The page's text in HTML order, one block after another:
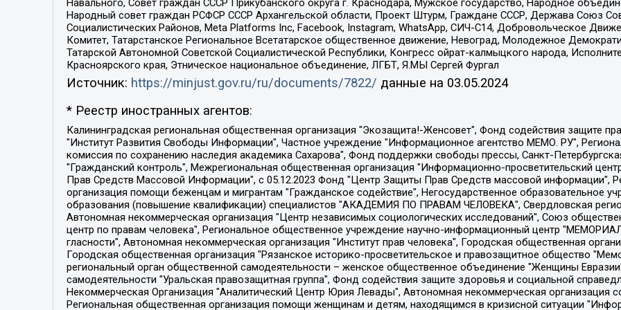
Навального, Совет граждан СССР Прикубанского округа г. Краснодара, Мужское государство, Народное
Народный совет граждан РСФСР СССР Архангельской области, Проект Штурм, Граждане СССР, Держава Союз
Социалистических Районов, Meta Platforms Inc, Facebook, Instagram, WhatsApp, СИЧ-С14, Добровольческое
Комитет, Татарстанское Региональное Всетатарское общественное движение, Невоград, Молодежное
Татарской Автономной Советской Социалистической Республики, Конгресс ойрат-калмыцкого народа,
Красноярского края, Этническое национальное объединение, ЛГБТ, Я.МЫ Сергей Фургал
Источник: https://minjust.gov.ru/ru/documents/7822/ данные на 03.05.2024
* Реестр иностранных агентов:
Калининградская региональная общественная организация "Экозащита!-Женсовет", Фонд содействия защите прав и свобод граждан "Общественный вердикт", Фонд "Институт Развития Свободы Информации", Частное учреждение "Информационное агентство МЕМО. РУ", Региональная общественная организация "Общественная комиссия по сохранению наследия академика Сахарова", Фонд поддержки свободы прессы, Санкт-Петербургская общественная правозащитная организация "Гражданский контроль", Межрегиональная общественная организация "Информационно-просветительский центр "Мемориал", Региональный Фонд "Центр Защиты Прав Средств Массовой Информации", с 05.12.2023 Фонд "Центр Защиты Прав Средств массовой информации", Региональная общественная благотворительная организация помощи беженцам и мигрантам "Гражданское содействие", Негосударственное образовательное учреждение дополнительного профессионального образования (повышение квалификации) специалистов "АКАДЕМИЯ ПО ПРАВАМ ЧЕЛОВЕКА", Свердловская региональная общественная организация "Сутяжник", Автономная некоммерческая организация "Центр независимых социологических исследований", Союз общественных объединений "Российский исследовательский центр по правам человека", Региональное общественное учреждение научно-информационный центр "МЕМОРИАЛ", Некоммерческая организация "Фонд защиты гласности", Автономная некоммерческая организация "Институт прав человека", Городская общественная организация "Екатеринбургское общество "МЕМОРИАЛ", Городская общественная организация "Рязанское историко-просветительское и правозащитное общество "Мемориал" (Рязанский Мемориал), Челябинский региональный орган общественной самодеятельности – женское общественное объединение "Женщины Евразии", Челябинский региональный орган общественной самодеятельности "Уральская правозащитная группа", Фонд содействия защите здоровья и социальной справедливости имени Андрея Рылькова, Автономная Некоммерческая Организация "Аналитический Центр Юрия Левады", Автономная некоммерческая организация социальной поддержки населения "Проект Апрель", Региональная общественная организация помощи женщинам и детям, находящимся в кризисной ситуации "Информационно-методический центр "Анна", Фонд содействия развитию массовых коммуникаций и правовому просвещению "Так-так-Так", Фонд содействия устойчивому развитию "Серебряная тайга", Свердловский региональный общественный фонд социальных проектов "Новое время", "Idel.Реалии", Кавказ.Реалии, Крым.Реалии, Телеканал Настоящее Время, Татаро-башкирская служба Радио Свобода (Azatliq Radiosi), Радио Свободная Европа/Радио Свобода (PCE/PC), "Сибирь.Реалии", "Фактограф", Благотворительный фонд помощи осужденным и их семьям, Автономная некоммерческая организация "Институт глобализации и социальных движений", Фонд "В защиту прав заключенных", Частное учреждение "Центр поддержки и содействия развитию средств массовой информации", Пензенский региональный общественный благотворительный фонд "Гражданский союз", "Север.Реалии", Некоммерческая организация Фонд "Правовая инициатива", Общество с ограниченной ответственностью "Радио Свободная Европа/Радио Свобода", Чешское информационное агентство "MEDIUM-ORIENT", Красноярская региональная общественная организация "Мы против СПИДа", Камалягин Денис Николаевич, Маркелов Сергей Евгеньевич, Пономарев Лев Александрович, Савицкая Людмила Алексеевна, Автономная некоммерческая организация "Центр по работе с проблемой насилия "НАСИЛИЮ.НЕТ", Межрегиональный профессиональный союз работников здравоохранения "Альянс врачей", Юридическое лицо, зарегистрированное в Латвийской Республике, SIA "Medusa Project" (регистрационный номер 40103797863, дата регистрации 10.06.2014), Некоммерческая организация "Фонд по борьбе с коррупцией", Автономная некоммерческая организация "Институт права и публичной политики", Баданин Роман Сергеевич, Гликин Максим Александрович, Железнова Мария Михайловна, Лукьянова Юлия Сергеевна, Маетная Елизавета Витальевна, Маняхин Петр Борисович, Чуракова Ольга Владимировна, Ярош Юлия Петровна, Юридическое лицо "The Insider SIA", зарегистрированное в Риге, Латвийская Республика (дата регистрации 26.06.2015), являющееся администратором доменного имени интернет-издания "The Insider SIA", https://theins.ru, Постернак Алексей Евгеньевич, Рубин Михаил Аркадьевич, Анин Роман Александрович, Юридическое лицо Istories fonds, зарегистрированное в Латвийской Республике (регистрационный номер 50008295751, дата регистрации 24.02.2020), Великовский Дмитрий Александрович, Долинина Ирина Николаевна, Мароховская Алеся Алексеевна, Шлейнов Роман Юрьевич, Шмагун Олеся Валентиновна, Общество с ограниченной ответственностью "Альтаир 2021", Общество с ограниченной ответственностью "Вега 2021", Общество с ограниченной ответственностью "Главный редактор 2021", Общество с ограниченной ответственностью "Ромашки монолит", Важенков Артем Валерьевич, Ивановская областная общественная организация "Центр гендерных исследований", Гурман Юрий Альбертович, Медиапроект "ОВД-Инфо", Егоров Владимир Владимирович, Жилинский Владимир Александрович, Общество с ограниченной ответственностью "ЗП", Иванова София Юрьевна, Карезина Инна Павловна, Кильтау Екатерина Викторовна, Петров Алексей Викторович, Пискунов Сергей Евгеньевич, Смирнов Сергей Сергеевич, Тихонов Михаил Сергеевич, Общество с ограниченной ответственностью "ЖУРНАЛИСТ-ИНОСТРАННЫЙ АГЕНТ", Арапова Галина Юрьевна, Вольтская Татьяна Анатольевна, Американская компания "Mason G.E.S. Anonymous Foundation" (США), являющаяся владельцем интернет-издания https://mnews.world/, Компания "Stichting Bellingcat", зарегистрированная в Нидерландах (дата регистрации 11.07.2018), Захаров Андрей Вячеславович, Клепиковская Екатерина Дмитриевна, Общество с ограниченной ответственностью "МЕМО", Перл Роман Александрович, Симонов Евгений Алексеевич, Соловьева Елена Анатольевна, Сотников Даниил Владимирович, Сурначева Елизавета Дмитриевна, Автономная некоммерческая организация по защите прав человека и информированию населения "Якутия – Наше Мнение", Общество с ограниченной ответственностью "Москоу диджитал медиа", с 26.01.2023 Общество с ограниченной ответственностью "Чайка Белые сады", Ветошкина Валерия Валерьевна, Заговора Максим Александрович, Межрегиональное общественное движение "Российская ЛГБТ - сеть", Оленичев Максим Владимирович, Павлов Иван Юрьевич, Скворцова Елена Сергеевна, Общество с ограниченной ответственностью "Как бы инагент", Кочетков Игорь Викторович, Общество с ограниченной ответственностью "Честные выборы", Еланчик Олег Александрович, Общество с ограниченной ответственностью "Нобелевский призыв", Гималова Регина Эмилевна, Григорьев Андрей Валерьевич, Григорьева Алина Александровна, Ассоциация по содействию защите прав призывников, альтернативнослужащих и военнослужащих "Правозащитная группа